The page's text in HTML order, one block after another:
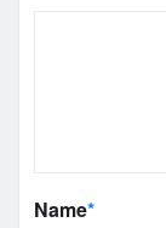
Name*